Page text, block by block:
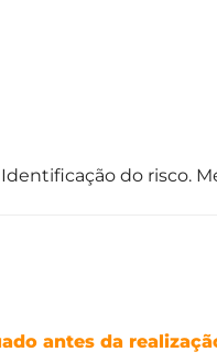
do risco.
antes da